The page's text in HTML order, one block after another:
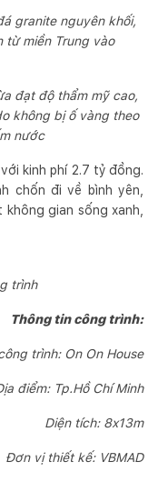
granite nguyên khối,
từ miền Trung vào
đạt độ thẩm mỹ cao,
không bị ố vàng theo
nước
kinh phí 2.7 tỷ đồng.
chốn đi về bình yên,
gian sống xanh,
trình
Thông tin công trình:
trình: On On House
điểm: Tp.Hồ Chí Minh
Diện tích: 8x13m
Đơn vị thiết kế: VBMAD